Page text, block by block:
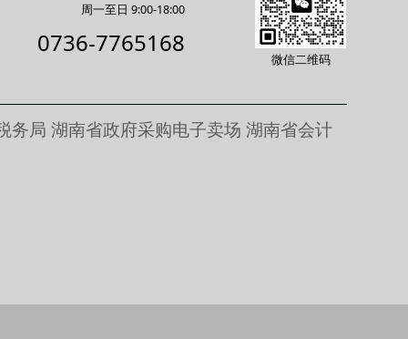
周一至日 9:00-18:00
0736-7765168
微信二维码
务局 湖南省政府采购电子卖场 湖南省会计